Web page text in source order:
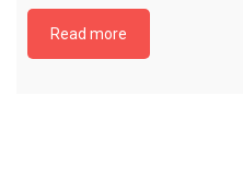
Read more